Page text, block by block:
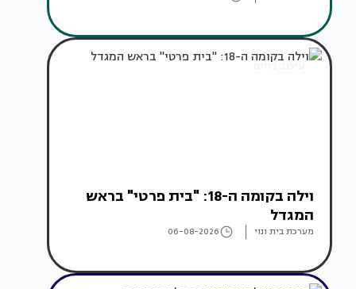
עיצוב בתים
וילה בקומה ה-18: "בית פרטי" בראש
המגדל
מערכת בית ונוי 06-08-2026